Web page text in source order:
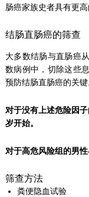
肠癌家族史者具有更
结肠直肠癌的筛查
大多数结肠与直肠癌
数病例中，切除这些
预防结肠直肠癌的关键
对于没有上述危险因
岁开始。
对于高危风险组的男
筛查方法
粪便隐血试验